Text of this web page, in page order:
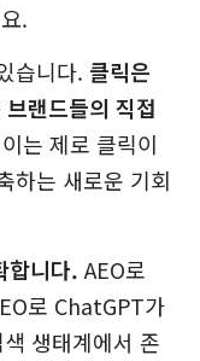
.
습니다. 클릭은
랜드들의 직접
이는 제로 클릭이
하는 새로운 기회
합니다.AEO로
로 ChatGPT가
생태계에서 존